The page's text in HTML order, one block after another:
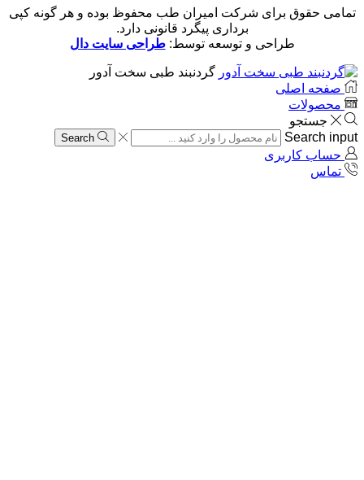
تمامی حقوق برای شرکت امیران طب محفوظ بوده و هر گونه کپی
برداری پیگرد قانونی دارد.
طراحی و توسعه توسط:طراحی سایت دال
گردنبند طبی سخت آدور
صفحه اصلی
محصولات
جستجو
Search input
Search
حساب کاربری
تماس